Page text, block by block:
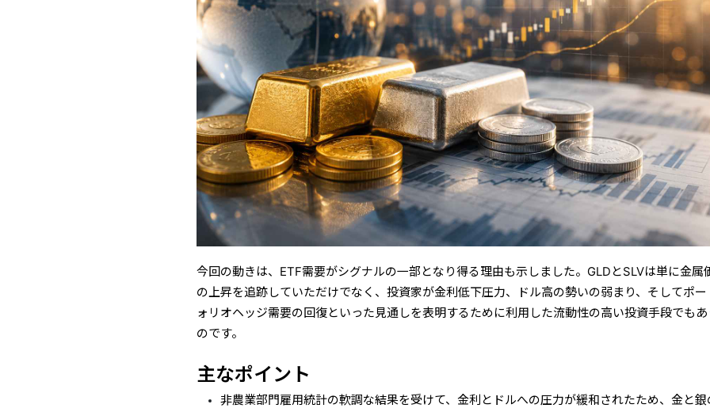
今回の動きは、ETF需要がシグナルの一部となり得る理由も示しました。GLDとSLVは単に金属
の上昇を追跡していただけでなく、投資家が金利低下圧力、ドル高の勢いの弱まり、そしてポー
ォリオヘッジ需要の回復といった見通しを表明するために利用した流動性の高い投資手段でも
のです。
主なポイント
非農業部門雇用統計の軟調な結果を受けて、金利とドルへの圧力が緩和されたため、金と銀